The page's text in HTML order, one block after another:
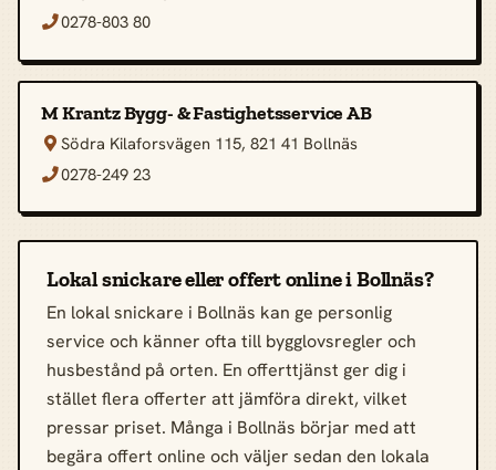
0278-803 80
M Krantz Bygg- & Fastighetsservice AB
 Södra Kilaforsvägen 115, 821 41 Bollnäs
0278-249 23
Lokal snickare eller offert online i Bollnäs?
En lokal snickare i Bollnäs kan ge personlig
service och känner ofta till bygglovsregler och
husbestånd på orten. En offerttjänst ger dig i
stället flera offerter att jämföra direkt, vilket
pressar priset. Många i Bollnäs börjar med att
begära offert online och väljer sedan den lokala